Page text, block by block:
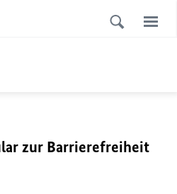
zur Barrierefreiheit